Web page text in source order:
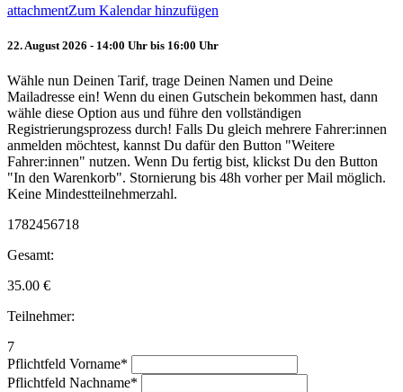
attachmentZum Kalendar hinzufügen
22. August 2026 - 14:00 Uhr bis 16:00 Uhr
Wähle nun Deinen Tarif, trage Deinen Namen und Deine
Mailadresse ein! Wenn du einen Gutschein bekommen hast, dann
wähle diese Option aus und führe den vollständigen
Registrierungsprozess durch! Falls Du gleich mehrere Fahrer:innen
anmelden möchtest, kannst Du dafür den Button "Weitere
Fahrer:innen" nutzen. Wenn Du fertig bist, klickst Du den Button
"In den Warenkorb". Stornierung bis 48h vorher per Mail möglich.
Keine Mindestteilnehmerzahl.
1782456718
Gesamt:
35.00 €
Teilnehmer:
7
Pflichtfeld Vorname*
Pflichtfeld Nachname*